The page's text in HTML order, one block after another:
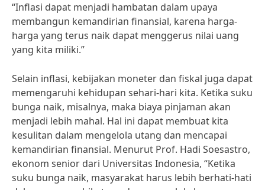
“Inflasi dapat menjadi hambatan dalam upaya
membangun kemandirian finansial, karena harga-
harga yang terus naik dapat menggerus nilai uang
yang kita miliki.”
Selain inflasi, kebijakan moneter dan fiskal juga dapat
memengaruhi kehidupan sehari-hari kita. Ketika suku
bunga naik, misalnya, maka biaya pinjaman akan
menjadi lebih mahal. Hal ini dapat membuat kita
kesulitan dalam mengelola utang dan mencapai
kemandirian finansial. Menurut Prof. Hadi Soesastro,
ekonom senior dari Universitas Indonesia, “Ketika
suku bunga naik, masyarakat harus lebih berhati-hati